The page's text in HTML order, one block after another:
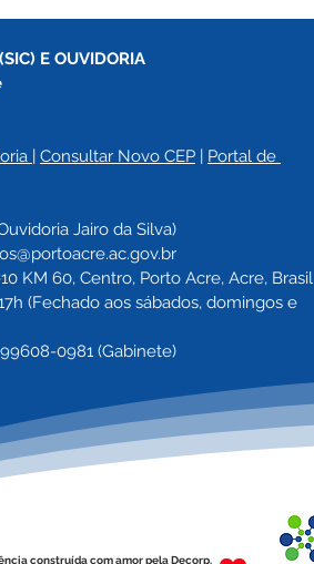
E OUVIDORIA
| Consultar Novo CEP | Portal de
Jairo da Silva)
KM 60, Centro, Porto Acre, Acre, Brasil
(Fechado aos sábados, domingos e
0981 (Gabinete)
construída com amor pela Decorp.